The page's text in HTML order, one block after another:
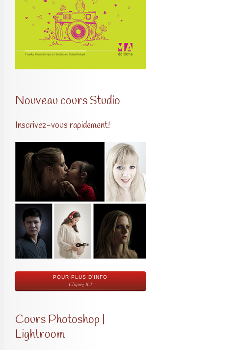
Nouveau cours Studio
Inscrivez-vous rapidement!
POUR PLUS D'INFO
Cliquez ICI
Cours Photoshop |
Lightroom